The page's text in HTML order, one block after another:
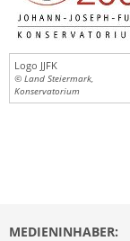
Logo JJFK
© Land Steiermark,
Konservatorium
MEDIENINHABER: